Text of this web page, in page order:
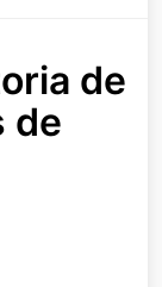
de
de